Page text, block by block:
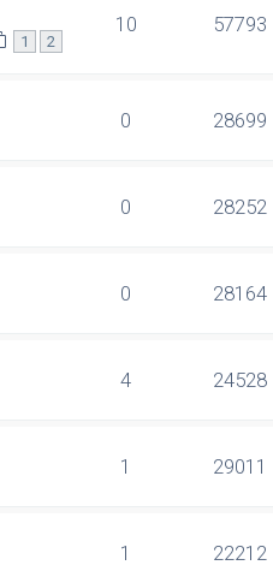
1 2
10 57793
0 28699
0 28252
0 28164
4 24528
1 29011
1 22212